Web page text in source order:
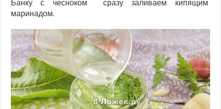
Банку с чесноком сразу заливаем кипящим
маринадом.